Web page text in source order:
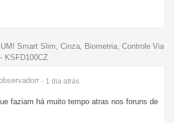
Smart Slim, Cinza, Biometria, Controle Via
KSFD100CZ
- 1 dia atrás
faziam há muito tempo atras nos foruns de